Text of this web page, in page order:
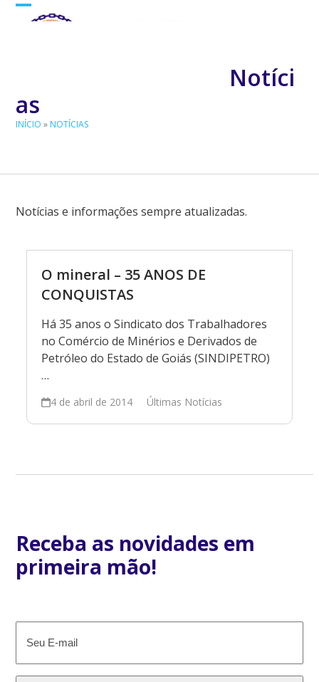
Skip
Open
Close
Notíci
as
INÍCIO » NOTÍCIAS
Notícias e informações sempre atualizadas.
O mineral – 35 ANOS DE
CONQUISTAS
Há 35 anos o Sindicato dos Trabalhadores
no Comércio de Minérios e Derivados de
Petróleo do Estado de Goiás (SINDIPETRO)
…
4 de abril de 2014 Últimas Notícias
Receba as novidades em
primeira mão!
mail
(obrigatório)